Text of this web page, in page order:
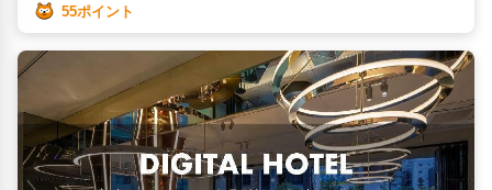
55ポイント